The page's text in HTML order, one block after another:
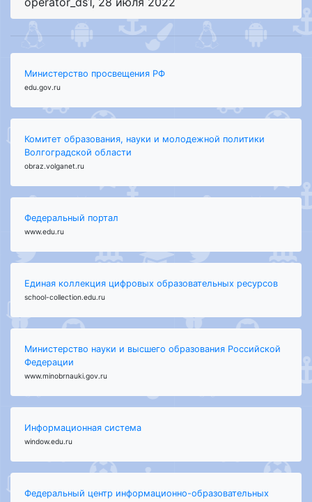
Министерство просвещения РФ
edu.gov.ru
Комитет образования, науки и молодежной политики
Волгоградской области
obraz.volganet.ru
Федеральный портал
www.edu.ru
Единая коллекция цифровых образовательных ресурсов
school-collection.edu.ru
Министерство науки и высшего образования Российской
Федерации
www.minobrnauki.gov.ru
Информационная система
window.edu.ru
Федеральный центр информационно-образовательных